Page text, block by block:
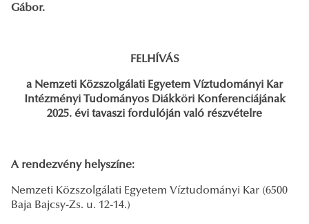
Gábor.
FELHÍVÁS
a Nemzeti Közszolgálati Egyetem Víztudományi Kar
Intézményi Tudományos Diákköri Konferenciájának
2025. évi tavaszi fordulóján való részvételre
A rendezvény helyszíne:
Nemzeti Közszolgálati Egyetem Víztudományi Kar (6500
Baja Bajcsy-Zs. u. 12-14.)